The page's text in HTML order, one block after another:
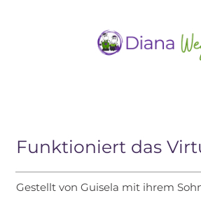
Funktioniert das
Gestellt von Guisela mit ihrem